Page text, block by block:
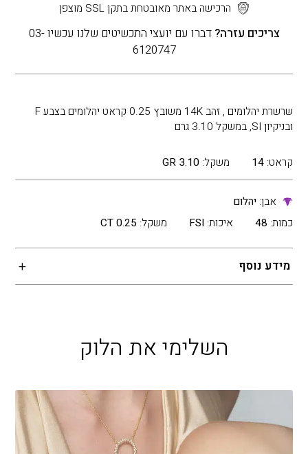
הרכישה באתר מאובטחת בתקן SSL מוצפן
צריכים עזרה?
דברו עם יועצי התכשיטים שלנו עכשיו 03-
6120747
שרשרת יהלומים , זהב 14K משובץ 0.25 קראט יהלומים בצבע F
ובניקיון SI, במשקל 3.10 גרם
קראט: 14 משקל: 3.10 GR
אבן:יהלום
כמות: 48 איכות: FSI משקל: 0.25 CT
מידע נוסף
השלימי את הלוק